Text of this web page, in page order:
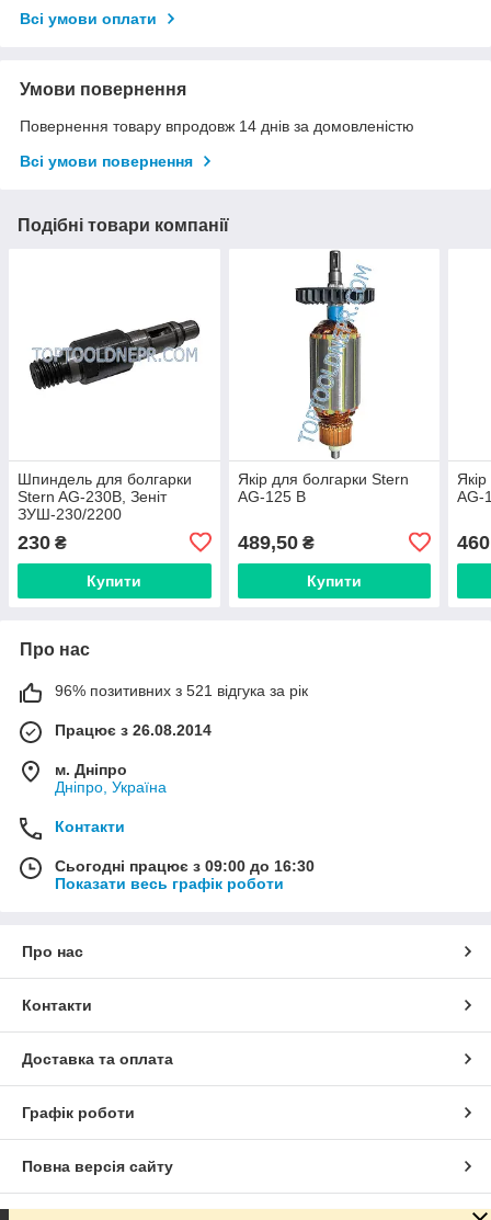
Всі умови оплати
Умови повернення
Повернення товару впродовж 14 днів за домовленістю
Всі умови повернення
Подібні товари компанії
Шпиндель для болгарки
Stern AG-230B, Зеніт
ЗУШ-230/2200
230 ₴
Купити
Якір для болгарки Stern
AG-125 B
489,50₴
Купити
AG-
460
Про нас
96% позитивних з 521 відгука за рік
Працює з 26.08.2014
м. Дніпро
Дніпро, Україна
Контакти
Сьогодні працює з 09:00 до 16:30
Показати весь графік роботи
Про нас
Контакти
Доставка та оплата
Графік роботи
Повна версія сайту